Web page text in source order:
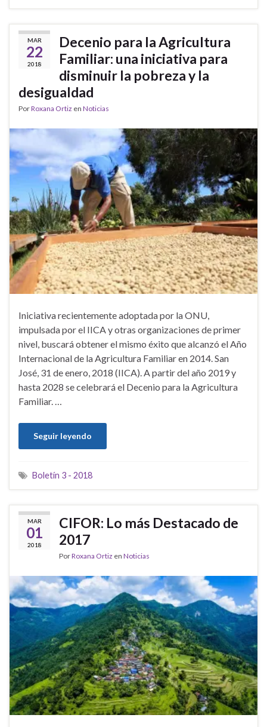
MAR
22
2018
Decenio para la Agricultura
Familiar: una iniciativa para
disminuir la pobreza y la
desigualdad
PorRoxana Ortiz en Noticias
Iniciativa recientemente adoptada por la ONU,
impulsada por el IICA y otras organizaciones de primer
nivel, buscará obtener el mismo éxito que alcanzó el Año
Internacional de la Agricultura Familiar en 2014. San
José, 31 de enero, 2018 (IICA). A partir del año 2019 y
hasta 2028 se celebrará el Decenio para la Agricultura
Familiar. …
Seguir leyendo
Boletín 3 - 2018
MAR
01
2018
CIFOR: Lo más Destacado de
2017
PorRoxana Ortiz en Noticias